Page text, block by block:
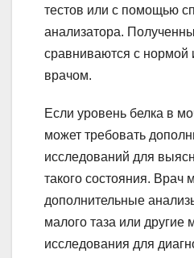
тестов или с помощью
анализатора.
сравниваются с нормой
врачом.
Если уровень белка в
может требовать
исследований для
такого состояния. Врач
дополнительные
малого таза или другие
исследования для